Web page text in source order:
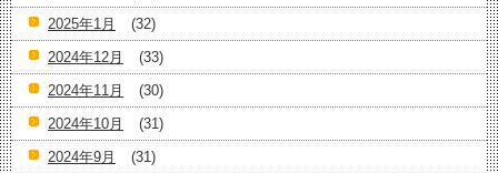
2025年1月
(32)
2024年12月
(33)
2024年11月
(30)
2024年10月
(31)
2024年9月
(31)